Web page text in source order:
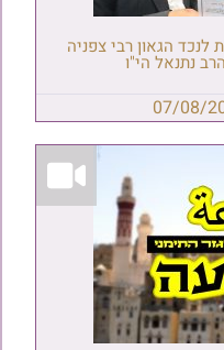
הגאון רבי צפניה
נתנאל הי"ו
07/08/